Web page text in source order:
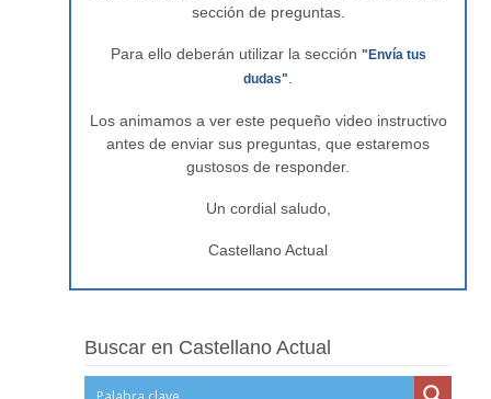
sección de preguntas.
Para ello deberán utilizar la sección "Envía tus
dudas"
Los animamos a ver este pequeño video instructivo
antes de enviar sus preguntas, que estaremos
gustosos de responder.
Un cordial saludo,
Castellano Actual
Buscar en Castellano Actual